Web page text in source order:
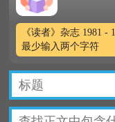
《读者》杂志 1981
最少输入两个字符